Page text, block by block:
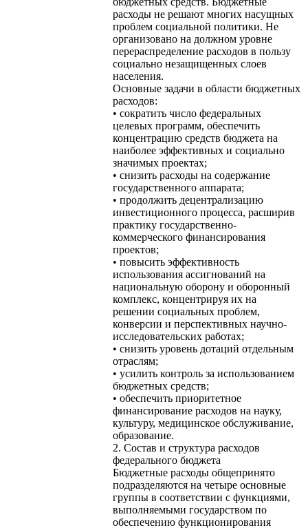
расходы не решают многих насущных
проблем социальной политики. Не
организовано на должном уровне
перераспределение расходов в пользу
социально незащищенных слоев
населения.
Основные задачи в области бюджетных
расходов:
• сократить число федеральных
целевых программ, обеспечить
концентрацию средств бюджета на
наиболее эффективных и социально
значимых проектах;
• снизить расходы на содержание
государственного аппарата;
• продолжить децентрализацию
инвестиционного процесса, расширив
практику государственно-
коммерческого финансирования
проектов;
• повысить эффективность
использования ассигнований на
национальную оборону и оборонный
комплекс, концентрируя их на
решении социальных проблем,
конверсии и перспективных научно-
исследовательских работах;
• снизить уровень дотаций отдельным
отраслям;
• усилить контроль за использованием
бюджетных средств;
• обеспечить приоритетное
финансирование расходов на науку,
культуру, медицинское обслуживание,
образование.
2. Состав и структура расходов
федерального бюджета
Бюджетные расходы общепринято
подразделяются на четыре основные
группы в соответствии с функциями,
выполняемыми государством по
обеспечению функционирования